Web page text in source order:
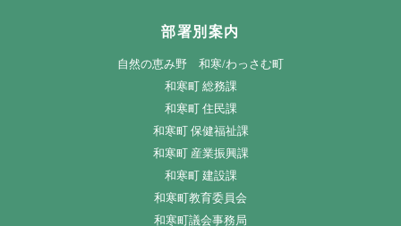
部署別案内
自然の恵み野 和寒/わっさむ町
和寒町 総務課
和寒町 住民課
和寒町 保健福祉課
和寒町 産業振興課
和寒町 建設課
和寒町教育委員会
和寒町議会事務局